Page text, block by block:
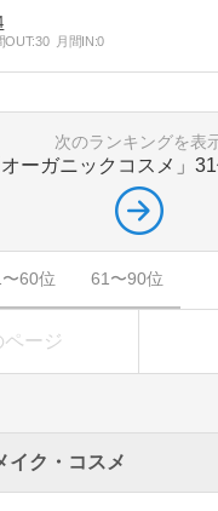
OUT:30 月間IN:0
次のランキングを表
オーガニックコスメ」
60位 61〜90位
ページ
イク・コスメ